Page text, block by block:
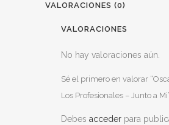
VALORACIONES (0)
VALORACIONES
No hay valoraciones aún.
Sé el primero en valorar
Los Profesionales – Junto a
Debes acceder para